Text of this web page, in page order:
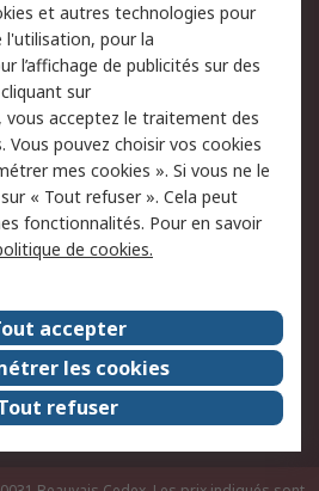
à
Sécurité des E-mails
Politique anti-
corruption
Evénements
Plc
Presse
Démarche RSE
RS Particuliers
et autres technologies pour
l'utilisation, pour la
l’affichage de publicités sur des
sur
acceptez le traitement des
Vous pouvez choisir vos cookies
mes cookies ». Si vous ne le
« Tout refuser ». Cela peut
fonctionnalités. Pour en savoir
de cookies.
accepter
les cookies
refuser